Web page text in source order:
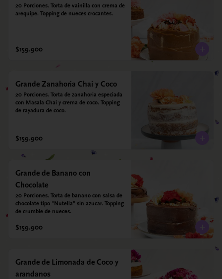
20 Porciones. Torta de vainilla con crema de
arequipe. Topping de nueces crocantes.
$159.900
Grande Zanahoria Chai y Coco
20 Porciones. Torta de zanahoria especiada
con Masala Chai y crema de coco. Topping
de rayadura de coco.
$159.900
Grande de Banano con
Chocolate
20 Porciones. Torta de banano con salsa de
chocolate tipo "Nutella" sin azucar. Topping
de crumble de nueces.
$159.900
Grande de Limonada de Coco y
arandanos